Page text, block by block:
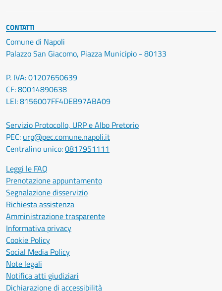
CONTATTI
Comune di Napoli
Palazzo San Giacomo, Piazza Municipio - 80133
P. IVA: 01207650639
CF: 80014890638
LEI: 8156007FF4DEB97ABA09
Servizio Protocollo, URP e Albo Pretorio
PEC: urp@pec.comune.napoli.it
Centralino unico:0817951111
Leggi le FAQ
Prenotazione appuntamento
Segnalazione disservizio
Richiesta assistenza
Amministrazione trasparente
Informativa privacy
Cookie Policy
Social Media Policy
Note legali
Notifica atti giudiziari
Dichiarazione di accessibilità